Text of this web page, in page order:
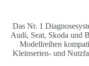
Das Nr. 1
Audi, Seat, Skoda und
Modellreihen
Kleinserien- und